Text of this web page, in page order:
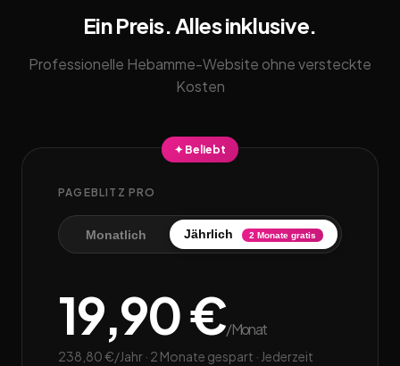
Ein Preis. Alles inklusive.
Professionelle Hebamme-Website ohne versteckte
Kosten
✦ Beliebt
PAGEBLITZ PRO
Monatlich Jährlich 2 Monate gratis
19,90 €/Monat
238,80 €/Jahr · 2 Monate gespart · Jederzeit